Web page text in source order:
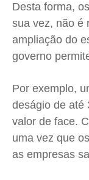
Desta forma,
sua vez, não é
ampliação do
governo
Por exemplo,
deságio de até
valor de face.
uma vez que
as empresas